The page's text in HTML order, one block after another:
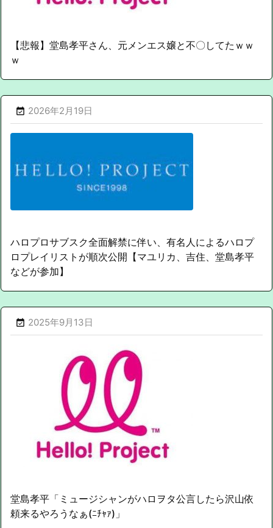
【悲報】堂島孝平さん、元メンエス嬢と不〇してたｗｗ
ｗ
 2026年2月19日
ハロプロサブスク全面解禁に伴い、有名人によるハロプ
ロプレイリストが順次公開【マユリカ、吉住、堂島孝平
などが参加】
 2025年9月13日
堂島孝平「ミュージシャンがハロヲタ公言したら沢山依
頼来るやろうなぁ(ﾆﾁｬｧ)」